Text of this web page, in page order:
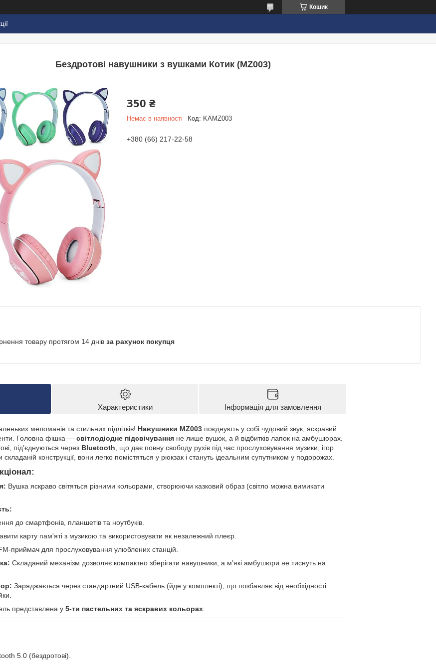
Кошик
Бездротові навушники з вушками Котик (MZ003)
350 ₴
Немає в наявності Код: KAMZ003
+380 (66) 217-22-58
товару протягом 14 днів за рахунок покупця
Характеристики Інформація для замовлення
меломанів та стильних підлітків! Навушники MZ003 поєднують у собі чудовий звук, яскравий
Головна фішка — світлодіодне підсвічування не лише вушок, а й відбитків лапок на амбушюрах.
під’єднуються через Bluetooth , що дає повну свободу рухів під час прослуховування музики, ігор
конструкції, вони легко помістяться у рюкзак і стануть ідеальним супутником у подорожах.
Вушка яскраво світяться різними кольорами, створюючи казковий образ (світло можна вимикати
до смартфонів, планшетів та ноутбуків.
карту пам'яті з музикою та використовувати як незалежний плеєр.
приймач для прослуховування улюблених станцій.
Складаний механізм дозволяє компактно зберігати навушники, а м’які амбушюри не тиснуть на
Заряджається через стандартний USB-кабель (йде у комплекті), що позбавляє від необхідності
представлена у 5-ти пастельних та яскравих кольорах
5.0 (бездротові).